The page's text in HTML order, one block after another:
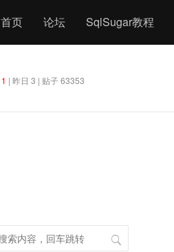
首页 论坛 SqlSugar教程
1 | 昨日 3 | 贴子 63353